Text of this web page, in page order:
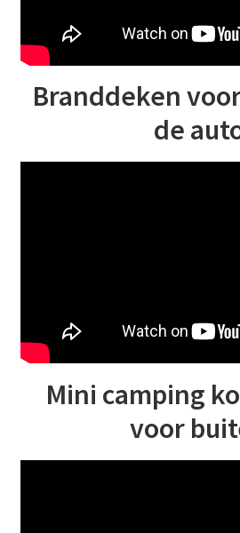
Branddeken
de
Mini camping
voor